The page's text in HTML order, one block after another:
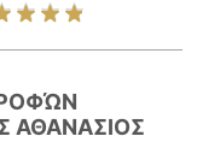
ΑΘΑΝΑΣΙΟΣ